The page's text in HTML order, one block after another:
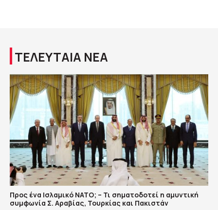
ΤΕΛΕΥΤΑΙΑ ΝΕΑ
Προς ένα Ισλαμικό ΝΑΤΟ; – Τι σηματοδοτεί η αμυντική
συμφωνία Σ. Αραβίας, Τουρκίας και Πακιστάν